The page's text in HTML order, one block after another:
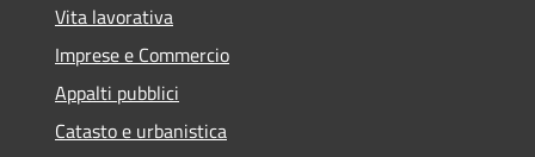
Vita lavorativa
Imprese e Commercio
Appalti pubblici
Catasto e urbanistica